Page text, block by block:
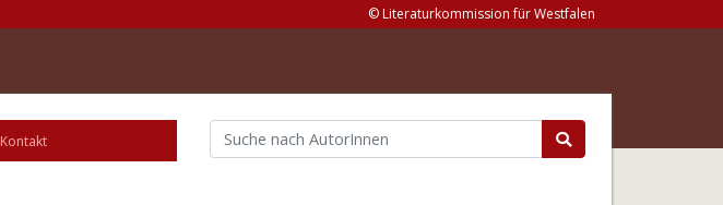
© Literaturkommission für Westfalen
Kontakt